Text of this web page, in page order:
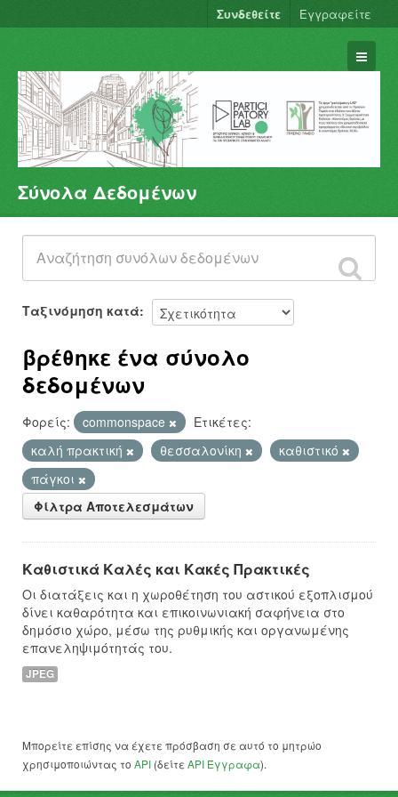
Συνδεθείτε Εγγραφείτε
Σύνολα Δεδομένων
Φορείς
Ομάδες
Σχετικά
Σύνολα Δεδομένων
Ταξινόμηση κατά
βρέθηκε ένα σύνολο
δεδομένων
Φορείς: commonspace
Ετικέτες:
καλή πρακτική
θεσσαλονίκη
καθιστικό
πάγκοι
Φίλτρα Αποτελεσμάτων
Καθιστικά Καλές και Κακές Πρακτικές
Οι διατάξεις και η χωροθέτηση του αστικού εξοπλισμού
δίνει καθαρότητα και επικοινωνιακή σαφήνεια στο
δημόσιο χώρο, μέσω της ρυθμικής και οργανωμένης
επανεληψιμότητάς του.
JPEG
Μπορείτε επίσης να έχετε πρόσβαση σε αυτό το μητρώο
χρησιμοποιώντας το API (δείτε API Έγγραφα).